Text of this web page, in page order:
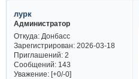
лурк
Администратор
Откуда:Донбасс
Зарегистрирован: 2026-03-18
Приглашений:2
Сообщений:143
Уважение: [+0/-0]